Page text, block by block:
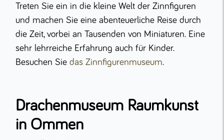
Treten Sie ein in die kleine Welt der Zinnfiguren
und machen Sie eine abenteuerliche Reise durch
die Zeit, vorbei an Tausenden von Miniaturen. Eine
sehr lehrreiche Erfahrung auch für Kinder.
Besuchen Sie das Zinnfigurenmuseum.
Drachenmuseum Raumkunst
in Ommen